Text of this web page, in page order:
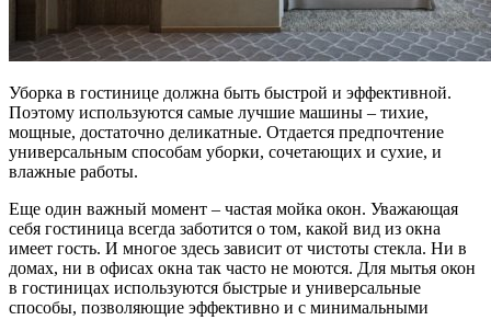
Уборка в гостинице должна быть быстрой и эффективной.
Поэтому используются самые лучшие машины – тихие,
мощные, достаточно деликатные. Отдается предпочтение
универсальным способам уборки, сочетающих и сухие, и
влажные работы.
Еще один важный момент – частая мойка окон. Уважающая
себя гостиница всегда заботится о том, какой вид из окна
имеет гость. И многое здесь зависит от чистоты стекла. Ни в
домах, ни в офисах окна так часто не моются. Для мытья окон
в гостиницах используются быстрые и универсальные
способы, позволяющие эффективно и с минимальными